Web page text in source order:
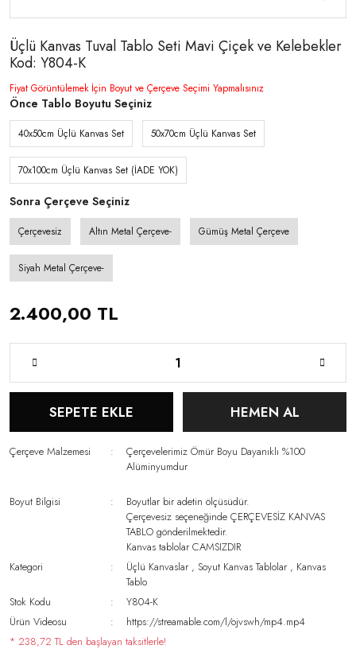
Üçlü Kanvas Tuval Tablo Seti Mavi Çiçek ve Kelebekler
Kod: Y804-K
Fiyat Görüntülemek İçin Boyut ve Çerçeve Seçimi Yapmalısınız
Önce Tablo Boyutu Seçiniz
40x50cm Üçlü Kanvas Set 50x70cm Üçlü Kanvas Set
70x100cm Üçlü Kanvas Set (İADE YOK)
Sonra Çerçeve Seçiniz
Çerçevesiz Altın Metal Çerçeve- Gümüş Metal Çerçeve
Siyah Metal Çerçeve-
2.400,00 TL
SEPETE EKLE HEMEN AL
Çerçeve Malzemesi
Çerçevelerimiz Ömür Boyu Dayanıklı %100
Alüminyumdur
Boyut Bilgisi
Boyutlar bir adetin ölçüsüdür.
Çerçevesiz seçeneğinde ÇERÇEVESİZ KANVAS
TABLO gönderilmektedir.
Kanvas tablolar CAMSIZDIR
Kategori
Üçlü Kanvaslar ,Soyut Kanvas Tablolar , Kanvas
Tablo
Stok Kodu
Y804-K
Ürün Videosu
https://streamable.com/l/ojvswh/mp4.mp4
* 238,72 TL den başlayan taksitlerle!